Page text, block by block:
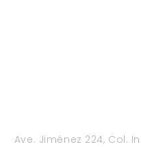
Ave. Jiménez 224, Col.